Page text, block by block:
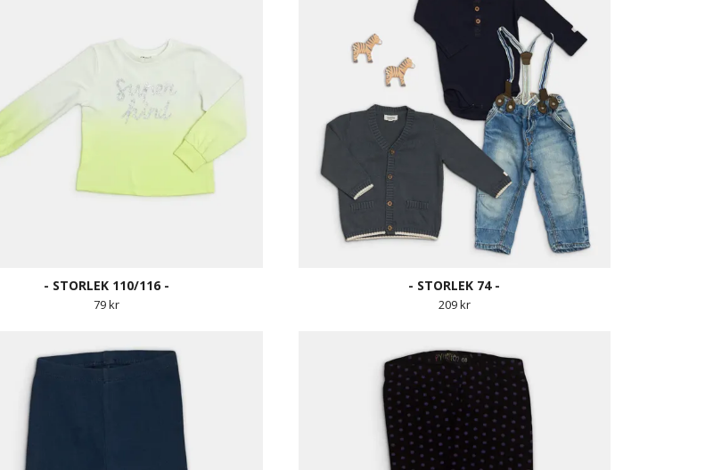
- STORLEK 110/116 -
79 kr
- STORLEK 74 -
209 kr